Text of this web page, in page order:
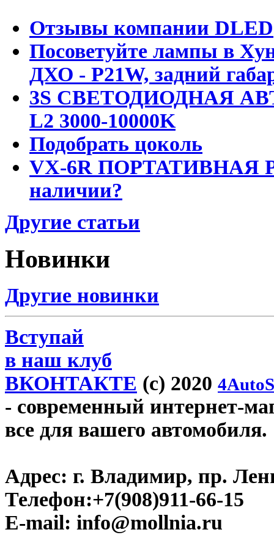
Отзывы компании DLED
Посоветуйте лампы в
ДХО - P21W, задний
3S СВЕТОДИОДНАЯ
L2 3000-10000K
Подобрать цоколь
VX-6R ПОРТАТИВНАЯ
наличии?
Другие статьи
Новинки
Другие новинки
Вступай
в наш клуб
ВКОНТАКТЕ (c) 2020
- современный интернет-
все для вашего автомобиля.
Адрес: г. Владимир, пр.
Телефон:+7(908)911-66-15
E-mail: info@mollnia.ru